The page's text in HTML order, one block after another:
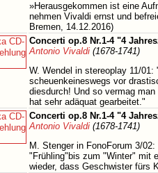
»Herausgekommen ist eine
nehmen Vivaldi ernst und
Bremen, 14.12.2016)
Concerti op.8 Nr.1-4 "4
Antonio Vivaldi (1678-1741)
W. Wendel in stereoplay 11/
scheuenkeineswegs vor
diesdurch! Und so vermag
hat sehr adäquat gearbeitet."
Concerti op.8 Nr.1-4 "4
Antonio Vivaldi (1678-1741)
M. Stenger in FonoForum 3/
"Frühling"bis zum "Winter" mit
wieder, dass Geschwister fürs